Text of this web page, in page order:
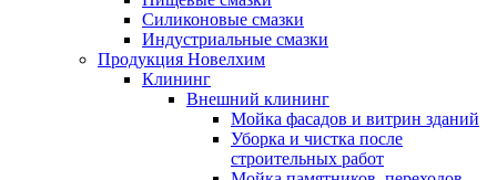
Силиконовые смазки
Индустриальные смазки
Продукция Новелхим
Клининг
Внешний клининг
Мойка фасадов и витрин зданий
Уборка и чистка после
строительных работ